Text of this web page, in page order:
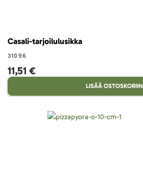
Casali-tarjoilulusikka
31096
11,51 €
LISÄÄ OSTOSKORIIN